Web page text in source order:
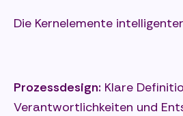
Die Kernelemente
Prozessdesign: Klare
Verantwortlichkeiten und